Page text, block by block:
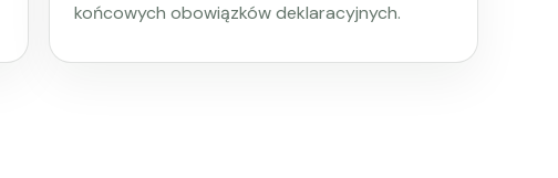
końcowych obowiązków deklaracyjnych.